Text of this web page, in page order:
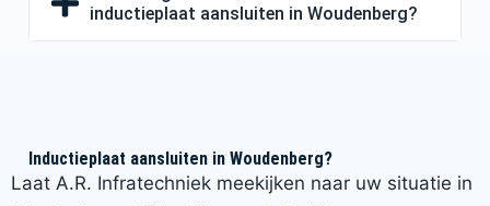
inductieplaat aansluiten in Woudenberg?
Inductieplaat aansluiten in Woudenberg?
Laat A.R. Infratechniek meekijken naar uw situatie in